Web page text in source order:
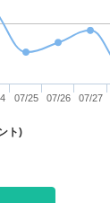
ト)
07/25 07/26 07/27